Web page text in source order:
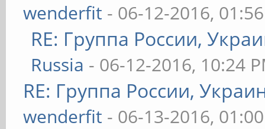
wenderfit - 06-12-2016,
RE: Группа России,
Russia - 06-12-2016, 10:24
RE: Группа России,
wenderfit - 06-13-2016,